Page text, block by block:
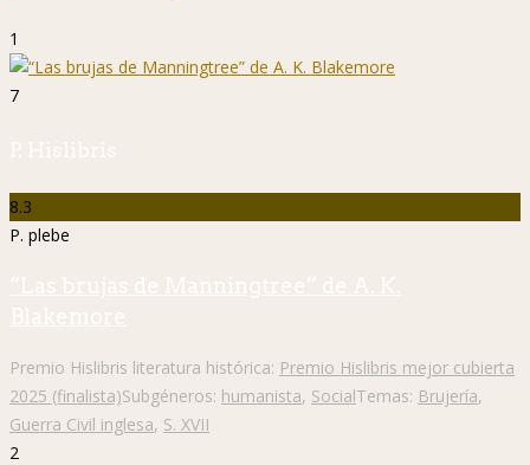
1
7
P. Hislibris
8.3
P. plebe
“Las brujas de Manningtree” de A. K.
Blakemore
Premio Hislibris literatura histórica: Premio Hislibris mejor cubierta
2025 (finalista)Subgéneros: humanista, SocialTemas: Brujería,
Guerra Civil inglesa, S. XVII
2